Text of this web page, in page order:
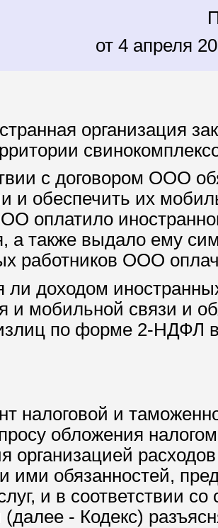
от 4 апреля
организация
с договором ООО
и обеспечить их
оплатило
а также выдало ему
работников ООО
ли доходом
и мобильной связи и
по форме 2-НДФЛ в
налоговой и
обложения
организацией
ими обязанностей,
и в соответствии
- Кодекс)